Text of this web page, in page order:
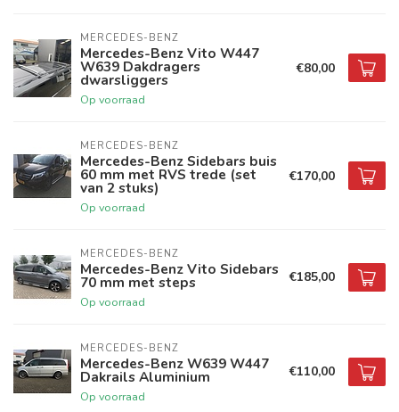
MERCEDES-BENZ
Mercedes-Benz Vito W447
W639 Dakdragers
dwarsliggers
Op voorraad
€80,00
MERCEDES-BENZ
Mercedes-Benz Sidebars buis
60 mm met RVS trede (set
van 2 stuks)
Op voorraad
€170,00
MERCEDES-BENZ
Mercedes-Benz Vito Sidebars
70 mm met steps
Op voorraad
€185,00
MERCEDES-BENZ
Mercedes-Benz W639 W447
Dakrails Aluminium
Op voorraad
€110,00